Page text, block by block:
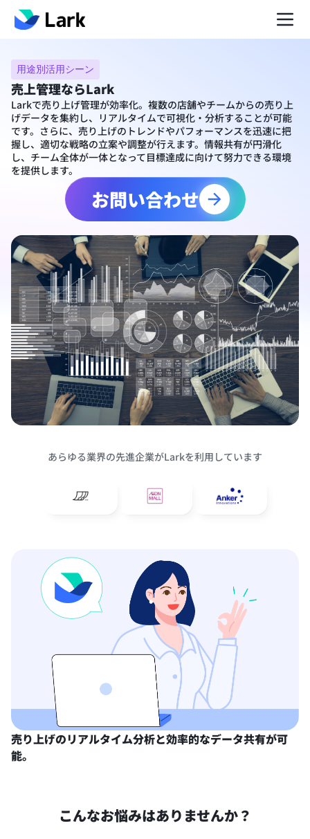
用途別活用シーン
売上管理ならLark
Larkで売り上げ管理が効率化。複数の店舗やチームからの売り上
げデータを集約し、リアルタイムで可視化・分析することが可能
です。さらに、売り上げのトレンドやパフォーマンスを迅速に把
握し、適切な戦略の立案や調整が行えます。情報共有が円滑化
し、チーム全体が一体となって目標達成に向けて努力できる環境
を提供します。
お問い合わせ
あらゆる業界の先進企業がLarkを利用しています
売り上げのリアルタイム分析と効率的なデータ共有が可
能。
こんなお悩みはありませんか？